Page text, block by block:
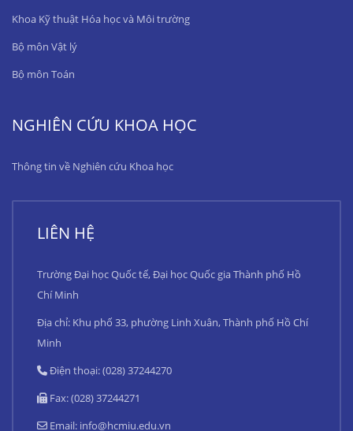
Khoa Kỹ thuật Hóa học và Môi trường
Bộ môn Vật lý
Bộ môn Toán
NGHIÊN CỨU KHOA HỌC
Thông tin về Nghiên cứu Khoa học
LIÊN HỆ
Trường Đại học Quốc tế, Đại học Quốc gia Thành phố Hồ
Chí Minh
Địa chỉ: Khu phố 33, phường Linh Xuân, Thành phố Hồ Chí
Minh
Điện thoại: (028) 37244270
Fax: (028) 37244271
Email: info@hcmiu.edu.vn